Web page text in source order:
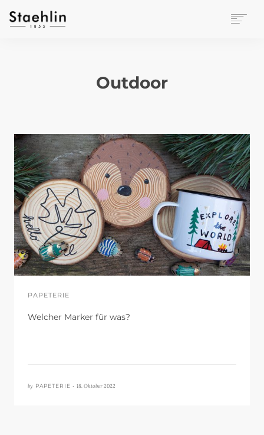
VERANSTALTUNGEN
Outdoor
PAPETERIE
Welcher Marker für was?
by PAPETERIE • 18. Oktober 2022